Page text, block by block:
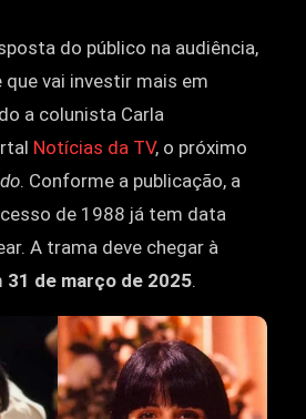
do público na audiência,
que vai investir mais em
a colunista Carla
Notícias da TV, o próximo
. Conforme a publicação, a
de 1988 já tem data
A trama deve chegar à
31 de março de 2025.